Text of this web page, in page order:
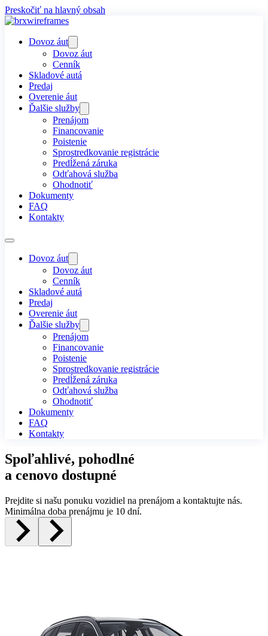
Preskočiť na hlavný obsah
Dovoz áut
Dovoz áut
Cenník
Skladové autá
Predaj
Overenie áut
Ďalšie služby
Prenájom
Financovanie
Poistenie
Sprostredkovanie registrácie
Predĺžená záruka
Odťahová služba
Ohodnotiť
Dokumenty
FAQ
Kontakty
Dovoz áut
Dovoz áut
Cenník
Skladové autá
Predaj
Overenie áut
Ďalšie služby
Prenájom
Financovanie
Poistenie
Sprostredkovanie registrácie
Predĺžená záruka
Odťahová služba
Ohodnotiť
Dokumenty
FAQ
Kontakty
Spoľahlivé, pohodlné
a cenovo dostupné
Prejdite si našu ponuku vozidiel na prenájom a kontaktujte nás.
Minimálna doba prenájmu je 10 dní.